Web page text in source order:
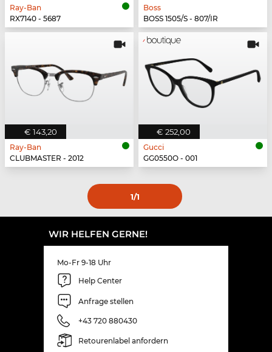
Ray-Ban
RX7140 - 5687
Boss
BOSS 1505/S - 807/IR
€ 143,20
Ray-Ban
CLUBMASTER - 2012
€ 252,00
Gucci
GG0550O - 001
1/1
WIR HELFEN GERNE!
Mo-Fr 9-18 Uhr
Help Center
Anfrage stellen
+43 720 880430
Retourenlabel anfordern